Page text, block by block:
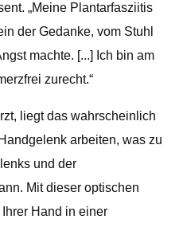
„Meine Plantarfasziitis
der Gedanke, vom Stuhl
machte. [...] Ich bin am
zurecht.“
liegt das wahrscheinlich
arbeiten, was zu
und der
Mit dieser optischen
Hand in einer